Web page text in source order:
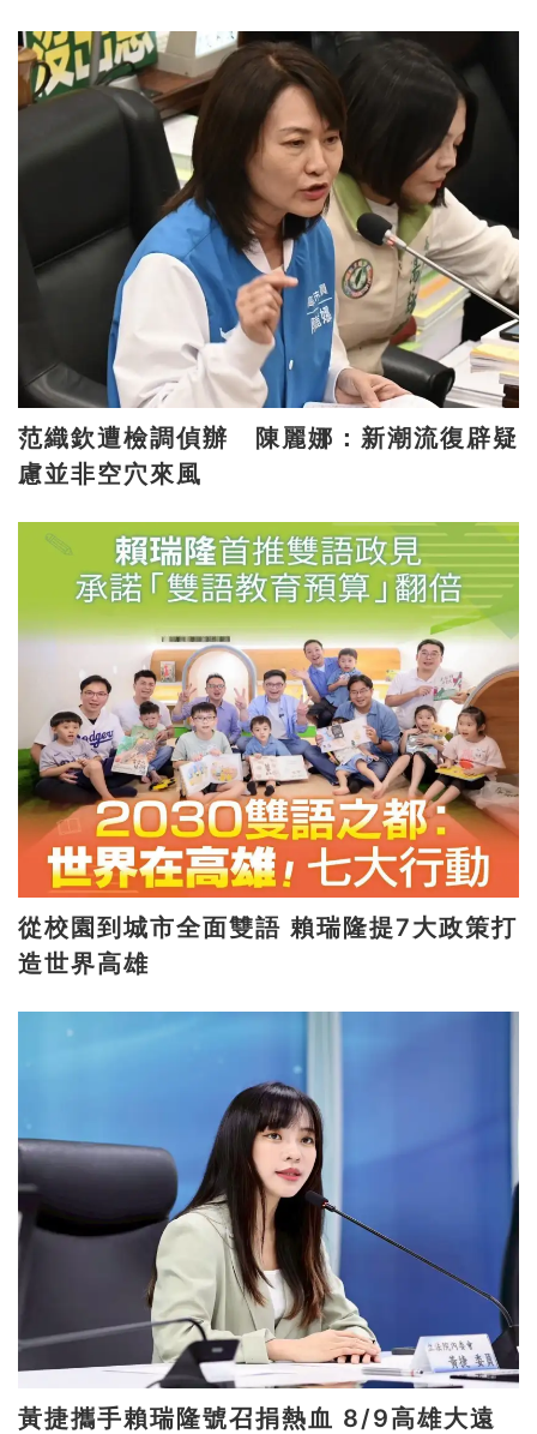
范織欽遭檢調偵辦 陳麗娜：新潮流復辟疑
慮並非空穴來風
從校園到城市全面雙語 賴瑞隆提7大政策打
造世界高雄
黃捷攜手賴瑞隆號召捐熱血 8/9高雄大遠